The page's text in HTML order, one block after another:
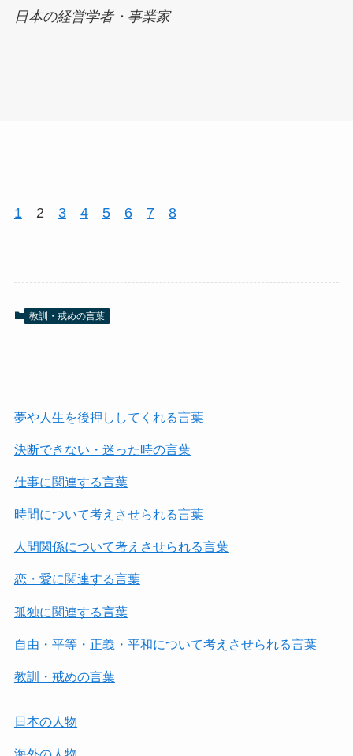
日本の経営学者・事業家
12 3 4 5 6 7 8
教訓・戒めの言葉
夢や人生を後押ししてくれる言葉
決断できない・迷った時の言葉
仕事に関連する言葉
時間について考えさせられる言葉
人間関係について考えさせられる言葉
恋・愛に関連する言葉
孤独に関連する言葉
自由・平等・正義・平和について考えさせられる言葉
教訓・戒めの言葉
日本の人物